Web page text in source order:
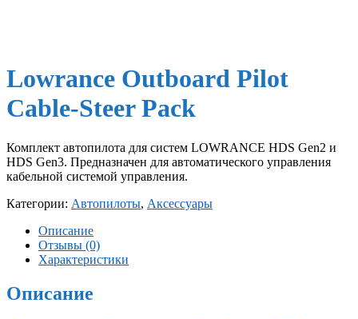
Lowrance Outboard Pilot
Cable-Steer Pack
Комплект автопилота для систем LOWRANCE HDS Gen2 и
HDS Gen3. Предназначен для автоматического управления
кабельной системой управления.
Категории: Автопилоты, Аксессуары
Описание
Отзывы (0)
Характеристики
Описание